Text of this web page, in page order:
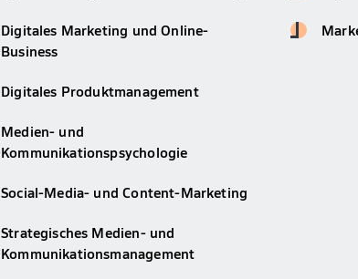
Digitales Marketing und Online-
Business
Digitales Produktmanagement
Medien- und
Kommunikationspsychologie
Social-Media- und Content-Marketing
Strategisches Medien- und
Kommunikationsmanagement